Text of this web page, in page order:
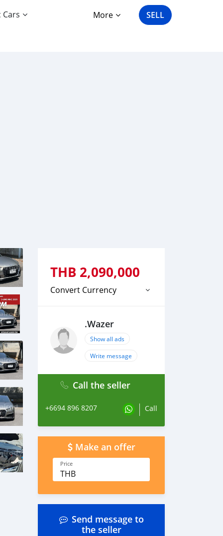
Cars More SELL
THB 2,090,000
Convert Currency
.Wazer
Show all ads
Write message
Call the seller
+6694 896 8207 Call
Make an offer
Price
THB
Send message to
the seller